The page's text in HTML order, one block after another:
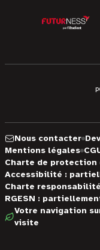
Nous contacter
Mentions légales
Charte de protection
Accessibilité :
Charte
RGESN :
Votre navigation
visite